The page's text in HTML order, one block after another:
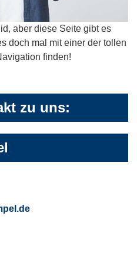
aber diese Seite gibt es
doch mal mit einer der tollen
finden!
zu uns: